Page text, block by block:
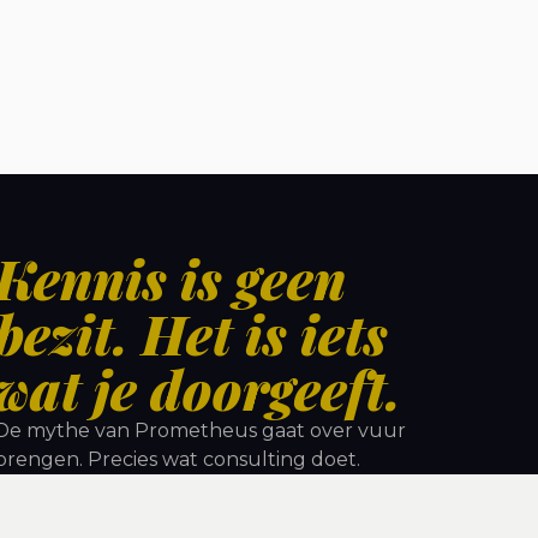
is geen
Het is iets
je doorgeeft.
mythe van Prometheus gaat over vuur
Precies wat consulting doet.